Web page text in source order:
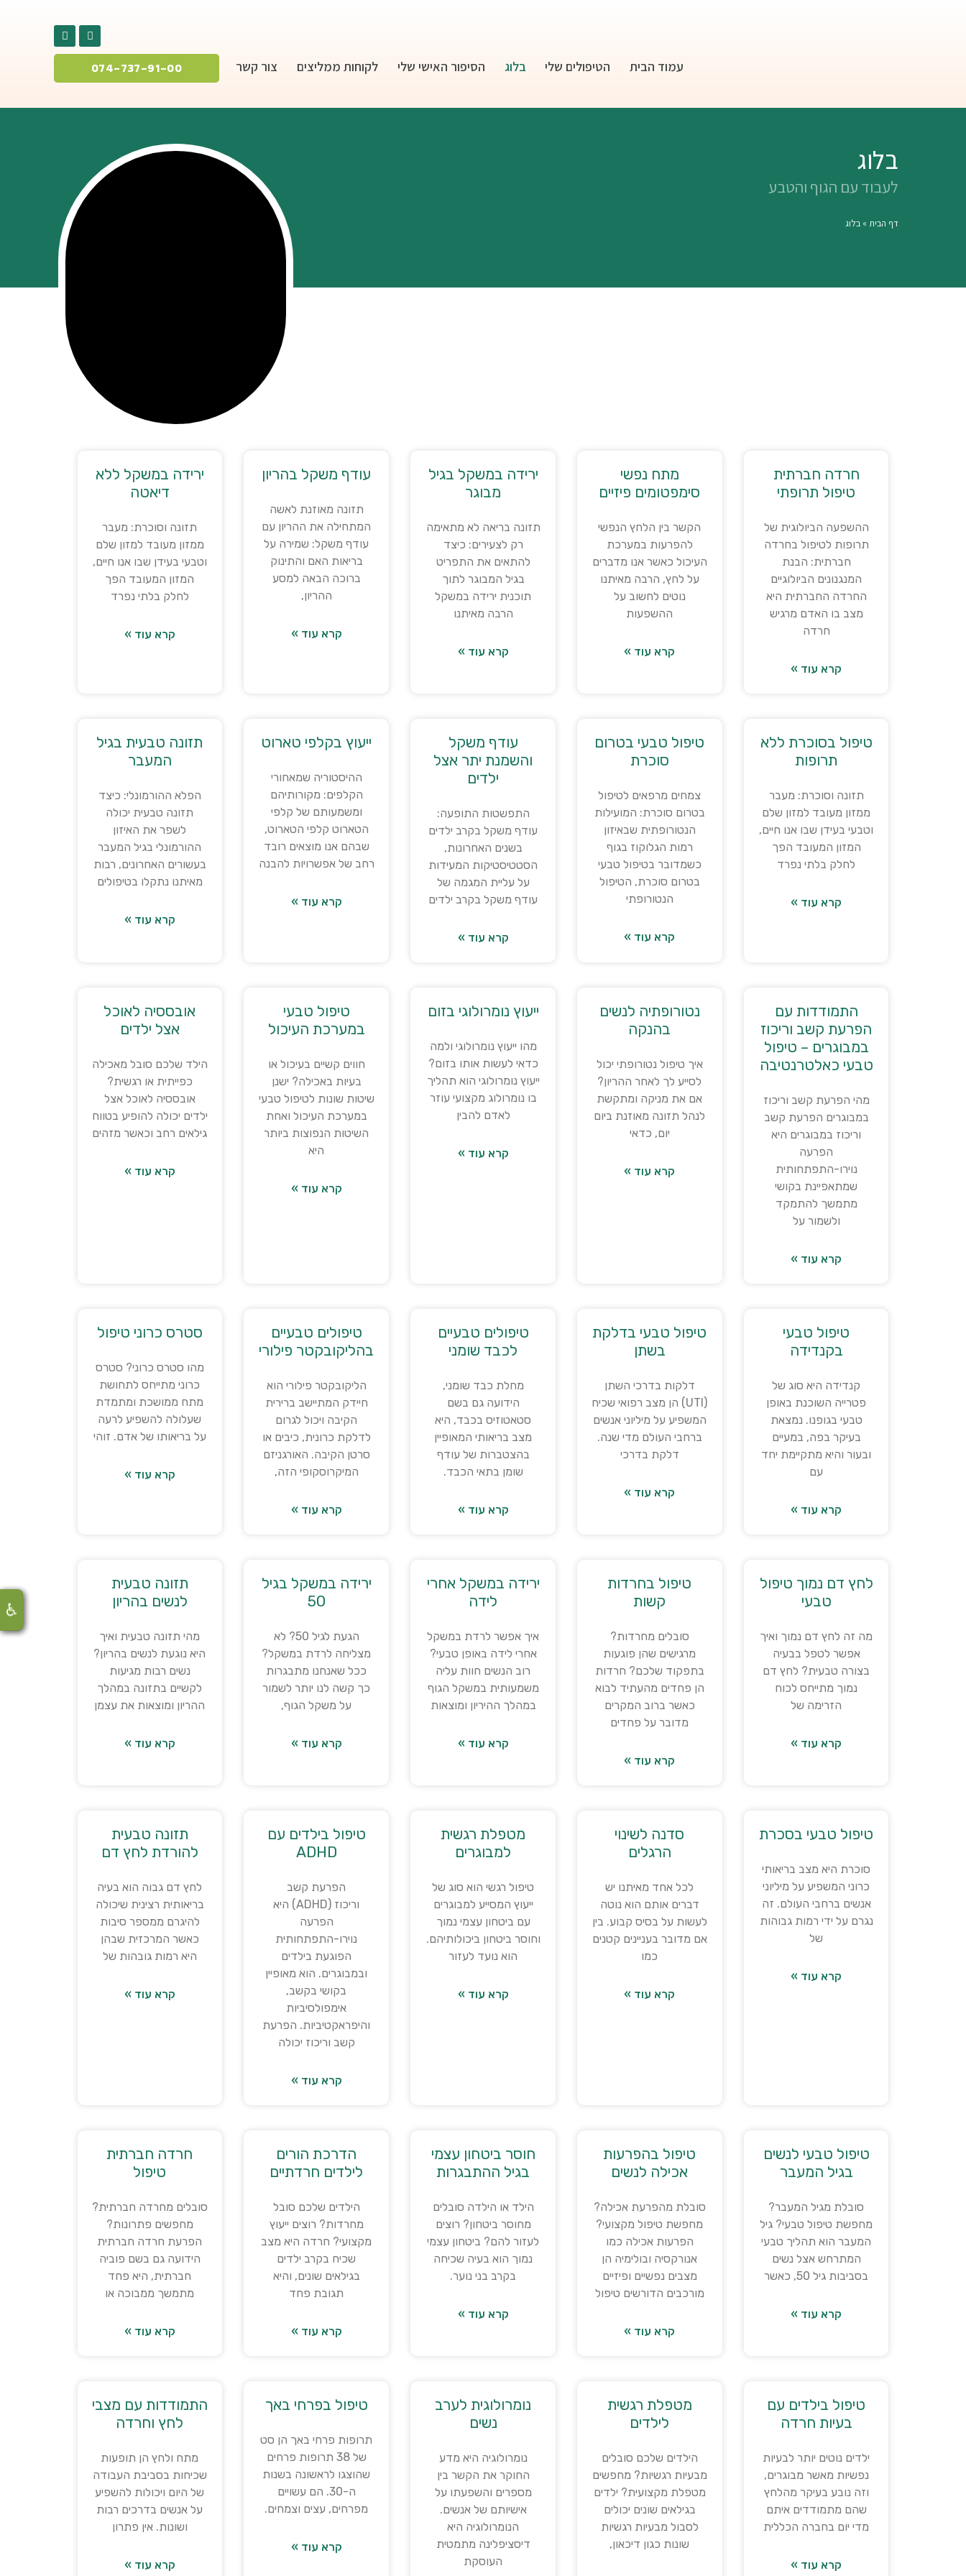
עמוד הבית הטיפולים שלי בלוג הסיפור האישי שלי לקוחות ממליצים צור קשר 074-737-91-00
בלוג
לעבוד עם הגוף והטבע
דף הבית »בלוג
חרדה חברתית
טיפול תרופתי
ההשפעה הביולוגית של
תרופות לטיפול בחרדה
חברתית: הבנת
המנגנונים הביולוגיים
החרדה החברתית היא
מצב בו האדם מרגיש
חרדה
קרא עוד »
מתח נפשי
סימפטומים פיזיים
הקשר בין הלחץ הנפשי
להפרעות במערכת
העיכול כאשר אנו מדברים
על לחץ, הרבה מאיתנו
נוטים לחשוב על
ההשפעות
קרא עוד »
ירידה במשקל בגיל
מבוגר
תזונה בריאה לא מתאימה
רק לצעירים: כיצד
להתאים את התפריט
בגיל המבוגר לתוך
תוכנית ירידה במשקל
הרבה מאיתנו
קרא עוד »
עודף משקל בהריון
תזונה מאוזנת לאשה
המתחילה את ההריון עם
עודף משקל: שמירה על
בריאות האם והתינוק
ברוכה הבאה למסע
ההריון,
קרא עוד »
ירידה במשקל ללא
דיאטה
תזונה וסוכרת: מעבר
ממזון מעובד למזון שלם
וטבעי בעידן שבו אנו חיים,
המזון המעובד הפך
לחלק בלתי נפרד
קרא עוד »
טיפול בסוכרת ללא
תרופות
תזונה וסוכרת: מעבר
ממזון מעובד למזון שלם
וטבעי בעידן שבו אנו חיים,
המזון המעובד הפך
לחלק בלתי נפרד
קרא עוד »
טיפול טבעי בטרום
סוכרת
צמחים מרפאים לטיפול
בטרום סוכרת: המועילות
הנטורופתית שבאיזון
רמות הגלוקוז בגוף
כשמדובר בטיפול טבעי
בטרום סוכרת, הטיפול
הנטורופתי
קרא עוד »
עודף משקל
והשמנת יתר אצל
ילדים
התפשטות התופעה:
עודף משקל בקרב ילדים
בשנים האחרונות,
הסטטיסטיקות המעידות
על עליית המגמה של
עודף משקל בקרב ילדים
קרא עוד »
ייעוץ בקלפי טארוט
ההיסטוריה שמאחורי
הקלפים: מקורותיהם
ומשמעותם של קלפי
הטארוט קלפי הטארוט,
שבהם אנו מוצאים רובד
רחב של אפשרויות להבנה
קרא עוד »
תזונה טבעית בגיל
המעבר
הפלא ההורמונלי: כיצד
תזונה טבעית יכולה
לשפר את האיזון
ההורמונלי בגיל המעבר
בעשורים האחרונים, רבות
מאיתנו נתקלו בטיפולים
קרא עוד »
התמודדות עם
הפרעת קשב וריכוז
במבוגרים – טיפול
טבעי כאלטרנטיבה
מהי הפרעת קשב וריכוז
במבוגרים הפרעת קשב
וריכוז במבוגרים היא
הפרעה
נוירו-התפתחותית
שמתאפיינת בקושי
מתמשך להתמקד
ולשמור על
קרא עוד »
נטורופתיה לנשים
בהנקה
איך טיפול נטורופתי יכול
לסייע לך לאחר ההריון?
אם את מניקה ומתקשת
לנהל תזונה מאוזנת ביום
יום, כדאי
קרא עוד »
ייעוץ נומרולוגי בזום
מהו ייעוץ נומרולוגי ולמה
כדאי לעשות אותו בזום?
ייעוץ נומרולוגי הוא תהליך
בו נומרולוג מקצועי עוזר
לאדם להבין
קרא עוד »
טיפול טבעי
במערכת העיכול
חווים קשיים בעיכול או
בעיות באכילה? ישנן
שיטות שונות לטיפול טבעי
במערכת העיכול ואחת
השיטות הנפוצות ביותר
היא
קרא עוד »
אובססיה לאוכל
אצל ילדים
הילד שלכם סובל מאכילה
כפייתית או רגשית?
אובססיה לאוכל אצל
ילדים יכולה להופיע בטווח
גילאים רחב וכאשר מזהים
קרא עוד »
טיפול טבעי
בקנדידה
קנדידה היא סוג של
פטרייה השוכנת באופן
טבעי בגופנו. נמצאת
בעיקר בפה, במעיים
ובעור והיא מתקיימת יחד
עם
קרא עוד »
טיפול טבעי בדלקת
בשתן
דלקות בדרכי השתן
(UTI) הן מצב רפואי שכיח
המשפיע על מיליוני אנשים
ברחבי העולם מדי שנה.
דלקת בדרכי
קרא עוד »
טיפולים טבעיים
לכבד שומני
מחלת כבד שומני,
הידועה גם בשם
סטאטוזיס בכבד, היא
מצב בריאותי המאופיין
בהצטברות של עודף
שומן בתאי הכבד.
קרא עוד »
טיפולים טבעיים
בהליקובקטר פילורי
הליקובקטר פילורי הוא
חיידק המתיישב ברירית
הקיבה ויכול לגרום
לדלקת כרונית, כיבים או
סרטן הקיבה. האורגניזם
המיקרוסקופי הזה,
קרא עוד »
סטרס כרוני טיפול
מהו סטרס כרוני? סטרס
כרוני מתייחס לתחושת
מתח ממושכת ומתמדת
שעלולה להשפיע לרעה
על בריאותו של אדם. זוהי
קרא עוד »
לחץ דם נמוך טיפול
טבעי
מה זה לחץ דם נמוך ואיך
אפשר לטפל בבעיה
בצורה טבעית? לחץ דם
נמוך מתייחס לכוח
הזרימה של
קרא עוד »
טיפול בחרדות
קשות
סובלים מחרדות?
מרגישים שהן פוגעות
בתפקוד שלכם? חרדות
הן פחדים מהעתיד לבוא
כאשר ברוב המקרים
מדובר על פחדים
קרא עוד »
ירידה במשקל אחרי
לידה
איך אפשר לרדת במשקל
אחרי לידה באופן טבעי?
רוב הנשים חוות עליה
משמעותית במשקל הגוף
במהלך ההיריון ומוצאות
קרא עוד »
ירידה במשקל בגיל
50
הגעת לגיל 50? לא
מצליחה לרדת במשקל?
ככל שאנחנו מתבגרות
כך קשה לנו יותר לשמור
על משקל הגוף,
קרא עוד »
תזונה טבעית
לנשים בהריון
מהי תזונה טבעית ואיך
היא נוגעת לנשים בהריון?
נשים רבות מגיעות
לקשיים בתזונה במהלך
ההריון ומוצאות את עצמן
קרא עוד »
טיפול טבעי בסכרת
סוכרת היא מצב בריאותי
כרוני המשפיע על מיליוני
אנשים ברחבי העולם. זה
נגרם על ידי רמות גבוהות
של
קרא עוד »
סדנה לשינוי
הרגלים
לכל אחד מאיתנו יש
דברים אותם הוא נוטה
לעשות על בסיס קבוע. בין
אם מדובר בעניינים קטנים
כמו
קרא עוד »
מטפלת רגשית
למבוגרים
טיפול רגשי הוא סוג של
ייעוץ המסייע למבוגרים
עם ביטחון עצמי נמוך
וחוסר ביטחון ביכולותיהם.
הוא נועד לעזור
קרא עוד »
טיפול בילדים עם
ADHD
הפרעת קשב
וריכוז (ADHD) היא
הפרעה
נוירו-התפתחותית
הפוגעת בילדים
ובמבוגרים. הוא מאופיין
בקושי בקשב,
אימפולסיביות
והיפראקטיביות. הפרעת
קשב וריכוז יכולה
קרא עוד »
תזונה טבעית
להורדת לחץ דם
לחץ דם גבוה הוא בעיה
בריאותית רצינית שיכולה
להיגרם ממספר סיבות
כאשר המרכזית שבהן
היא רמות גובהות של
קרא עוד »
טיפול טבעי לנשים
בגיל המעבר
סובלת מגיל המעבר?
מחפשת טיפול טבעי? גיל
המעבר הוא תהליך טבעי
המתרחש אצל נשים
בסביבות גיל 50, כאשר
קרא עוד »
טיפול בהפרעות
אכילה לנשים
סובלת מהפרעת אכילה?
מחפשת טיפול מקצועי?
הפרעות אכילה כמו
אנורקסיה ובולימיה הן
מצבים נפשיים ופיזיים
מורכבים הדורשים טיפול
קרא עוד »
חוסר ביטחון עצמי
בגיל ההתבגרות
הילד או הילדה סובלים
מחוסר ביטחון? רוצים
לעזור להם? ביטחון עצמי
נמוך הוא בעיה שכיחה
בקרב בני נוער.
קרא עוד »
הדרכת הורים
לילדים חרדתיים
הילדים שלכם סובל
מחרדות? רוצים ייעוץ
מקצועי? חרדה היא מצב
שכיח בקרב ילדים
בגילאים שונים, והיא
תגובת פחד
קרא עוד »
חרדה חברתית
טיפול
סובלים מחרדה חברתית?
מחפשים פתרונות?
הפרעת חרדה חברתית
הידועה גם בשם פוביה
חברתית, היא פחד
מתמשך ממבוכה או
קרא עוד »
טיפול בילדים עם
בעיות חרדה
ילדים נוטים יותר לבעיות
נפשיות מאשר מבוגרים,
וזה נובע בעיקר מהלחץ
שהם מתמודדים איתם
מדי יום בחברה הכללית
קרא עוד »
מטפלת רגשית
לילדים
הילדים שלכם סובלים
מבעיות רגשיות? מחפשים
מטפלת מקצועית? ילדים
בגילאים שונים יכולים
לסבול מבעיות רגשיות
שונות כגון דיכאון,
נומרולוגית לערב
נשים
נומרולוגיה היא מדע
החוקר את הקשר בין
מספרים והשפעתו על
אישיותם של אנשים.
הנומרולוגיה היא
דיסציפלינה מתמטית
העוסקת
טיפול בפרחי באך
תרופות פרחי באך הן סט
של 38 תרופות פרחים
שהוצגו לראשונה בשנות
ה-30. הם עשויים
מפרחים, עצים וצמחים.
קרא עוד »
התמודדות עם מצבי
לחץ וחרדה
מתח ולחץ הן תופעות
שכיחות בסביבת העבודה
של היום ויכולות להשפיע
על אנשים בדרכים רבות
ושונות. אין פתרון
קרא עוד »
♿
♿
♿